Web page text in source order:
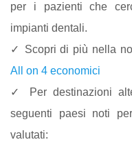
per i pazienti che
impianti dentali.
✓ Scopri di più nella
All on 4 economici
✓ Per destinazioni
seguenti paesi noti
valutati: